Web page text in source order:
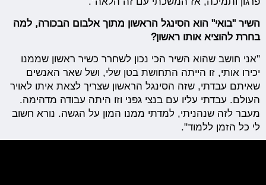
השיר "בואי" הוא הסינגל הראשון מתוך אלבום הבכורה, למה
בחרת להוציא אותו ראשון?
"אני חושב שהוא השיר הכי נכון לשחרר כשיר ראשון שממנו
יכירו אותי, זו הייתה התחושת בטן שלי, ושל שאר האנשים
שאיתם עבדתי, שזה הסינגל הראשון שצריך לצאת איתו לאויר
העולם. עבדתי עליו עם בנצי גפני וזו היתה עבודה מדהימה.
מעבר לזה שנהניתי, למדתי ממנו המון על הגשה. נורא חשוב
לי כל הזמן ללמוד".